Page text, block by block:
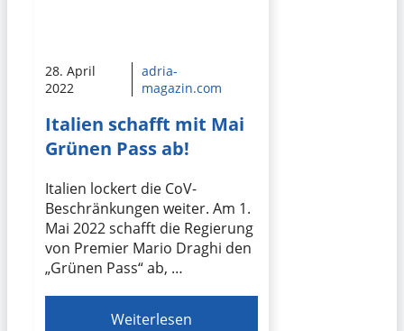
28. April
2022
adria-
magazin.com
Italien schafft mit Mai
Grünen Pass ab!
Italien lockert die CoV-
Beschränkungen weiter. Am 1.
Mai 2022 schafft die Regierung
von Premier Mario Draghi den
„Grünen Pass“ ab, …
Weiterlesen